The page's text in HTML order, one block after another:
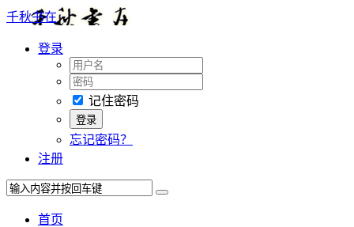
千秋书在
登录
记住密码
忘记密码？
注册
首页